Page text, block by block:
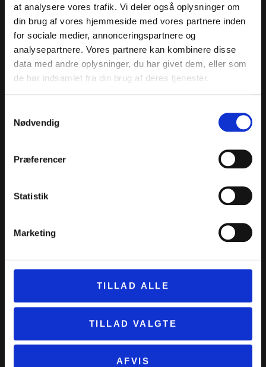
at analysere vores trafik. Vi deler også oplysninger om
din brug af vores hjemmeside med vores partnere inden
for sociale medier, annonceringspartnere og
analysepartnere. Vores partnere kan kombinere disse
data med andre oplysninger, du har givet dem, eller som
de har indsamlet fra din brug af deres tjenester.
Nødvendig
Præferencer
Statistik
Marketing
TILLAD ALLE
TILLAD VALGTE
AFVIS
Mellemtrin, udskoling og gymnasier/efterskoler -
Peter Martensens Dagbog fra Tasilik
Skyggekrigerne – til kamp for demokratiet
Udskolings undervisningsforløb - Skyggekrigerne -